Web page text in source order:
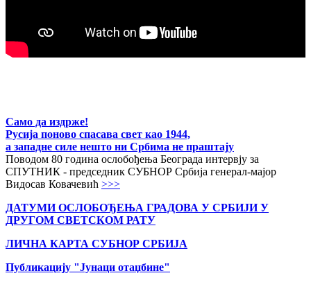
Само да издрже!
Русија поново спасава свет као 1944,
а западне силе нешто ни Србима не праштају
Поводом 80 година ослобођења Београда интервју за
СПУТНИК - председник СУБНОР Србија генерал-мајор
Видосав Ковачевић >>>
ДАТУМИ ОСЛОБОЂЕЊА ГРАДОВА У СРБИЈИ У
ДРУГОМ СВЕТСКОМ РАТУ
ЛИЧНА КАРТА СУБНОР СРБИЈА
Публикацију "Јунаци отаџбине"